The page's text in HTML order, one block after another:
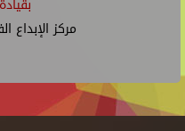
مركز الإبداع